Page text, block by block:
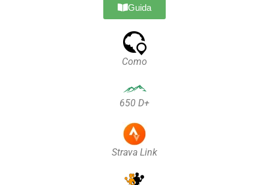
Guida
Como
650 D+
Strava Link